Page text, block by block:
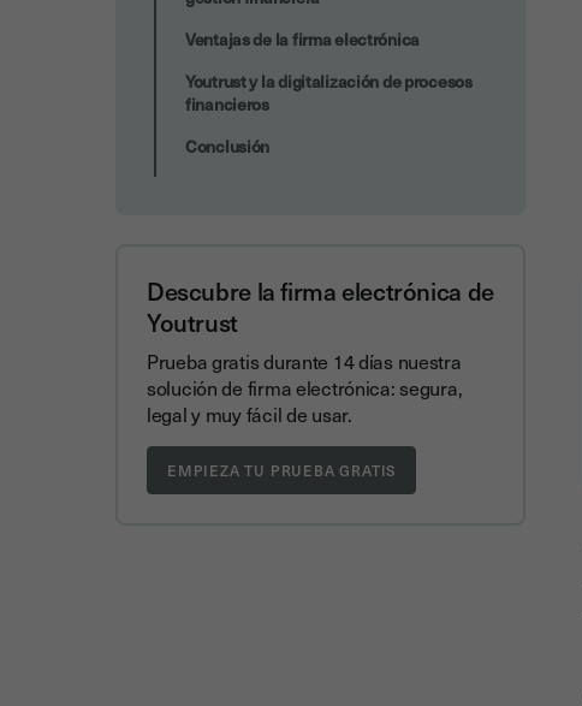
Ventajas de la firma electrónica
Youtrust y la digitalización de procesos
financieros
Conclusión
Descubre la firma electrónica de
Youtrust
Prueba gratis durante 14 días nuestra
solución de firma electrónica: segura,
legal y muy fácil de usar.